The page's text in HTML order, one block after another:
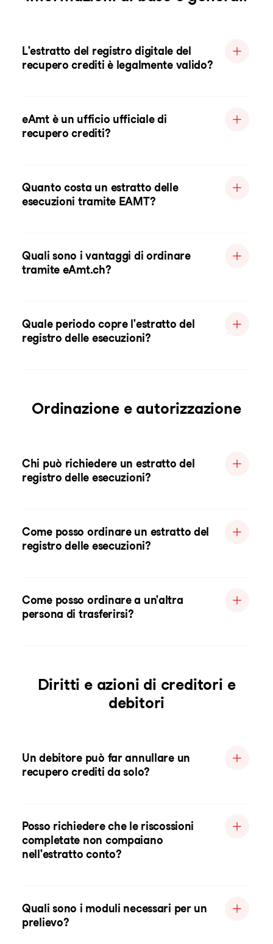
L'estratto del registro digitale del
recupero crediti è legalmente valido?
eAmt è un ufficio ufficiale di
recupero crediti?
Quanto costa un estratto delle
esecuzioni tramite EAMT?
Quali sono i vantaggi di ordinare
tramite eAmt.ch?
Quale periodo copre l'estratto del
registro delle esecuzioni?
Ordinazione e autorizzazione
Chi può richiedere un estratto del
registro delle esecuzioni?
Come posso ordinare un estratto del
registro delle esecuzioni?
Come posso ordinare a un'altra
persona di trasferirsi?
Diritti e azioni di creditori e
debitori
Un debitore può far annullare un
recupero crediti da solo?
Posso richiedere che le riscossioni
completate non compaiano
nell'estratto conto?
Quali sono i moduli necessari per un
prelievo?